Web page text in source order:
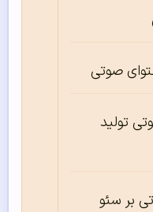
صوتی
تولید
بر سئو